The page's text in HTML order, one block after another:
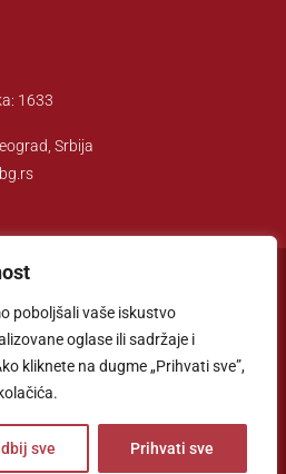
poboljšali vaše iskustvo
oglase ili sadržaje i
kliknete na dugme „Prihvati sve”,
sve Prihvati sve
1633
Srbija
Real Estate